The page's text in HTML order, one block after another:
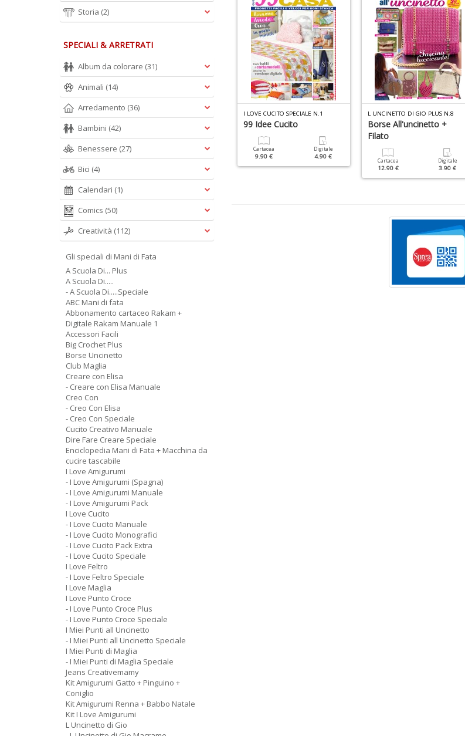
P
IU MAGLIA SPECIALE ACCESSORI N.7
Digitale
L UNCINETTO DI GIO SPECIALE N.7
Fiori Uncinetto
Cartacea Digitale
I LOVE CUCITO SPECIALE N.1
99 Idee Cucito
Cartacea
9.90 €
Digitale
4.90 €
L UNCINETTO DI GIO PLUS N.8
Borse All'uncinetto +
Filato
Cartacea
12.90 €
Digitale
3.90 €
Storia (2)
SPECIALI & ARRETRATI
Album da colorare (31)
Animali (14)
Arredamento (36)
Bambini (42)
Benessere (27)
Bici (4)
Calendari (1)
Comics (50)
Creatività (112)
Gli speciali di Mani di Fata
A Scuola Di... Plus
A Scuola Di.....
- A Scuola Di.....Speciale
ABC Mani di fata
Abbonamento cartaceo Rakam +
Digitale Rakam Manuale 1
Accessori Facili
Big Crochet Plus
Borse Uncinetto
Club Maglia
Creare con Elisa
- Creare con Elisa Manuale
Creo Con
- Creo Con Elisa
- Creo Con Speciale
Cucito Creativo Manuale
Dire Fare Creare Speciale
Enciclopedia Mani di Fata + Macchina da
cucire tascabile
I Love Amigurumi
- I Love Amigurumi (Spagna)
- I Love Amigurumi Manuale
- I Love Amigurumi Pack
I Love Cucito
- I Love Cucito Manuale
- I Love Cucito Monografici
- I Love Cucito Pack Extra
- I Love Cucito Speciale
I Love Feltro
- I Love Feltro Speciale
I Love Maglia
I Love Punto Croce
- I Love Punto Croce Plus
- I Love Punto Croce Speciale
I Miei Punti all Uncinetto
- I Miei Punti all Uncinetto Speciale
I Miei Punti di Maglia
- I Miei Punti di Maglia Speciale
Jeans Creativemamy
Kit Amigurumi Gatto + Pinguino +
Coniglio
Kit Amigurumi Renna + Babbo Natale
Kit I Love Amigurumi
L Uncinetto di Gio